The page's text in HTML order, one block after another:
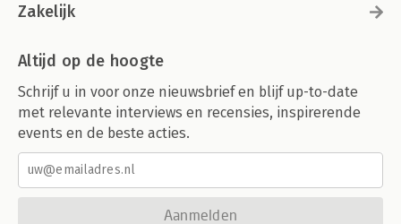
Zakelijk
Altijd op de hoogte
Schrijf u in voor onze nieuwsbrief en blijf up-to-date
met relevante interviews en recensies, inspirerende
events en de beste acties.
Aanmelden